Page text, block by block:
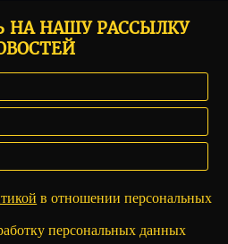
НА НАШУ РАССЫЛКУ
в отношении персональных
персональных данных